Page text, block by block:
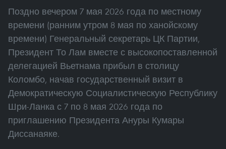
Поздно вечером 7 мая 2026 года по местному
времени (ранним утром 8 мая по ханойскому
времени) Генеральный секретарь ЦК Партии,
Президент То Лам вместе с высокопоставленной
делегацией Вьетнама прибыл в столицу
Коломбо, начав государственный визит в
Демократическую Социалистическую Республику
Шри-Ланка с 7 по 8 мая 2026 года по
приглашению Президента Ануры Кумары
Диссанаяке.